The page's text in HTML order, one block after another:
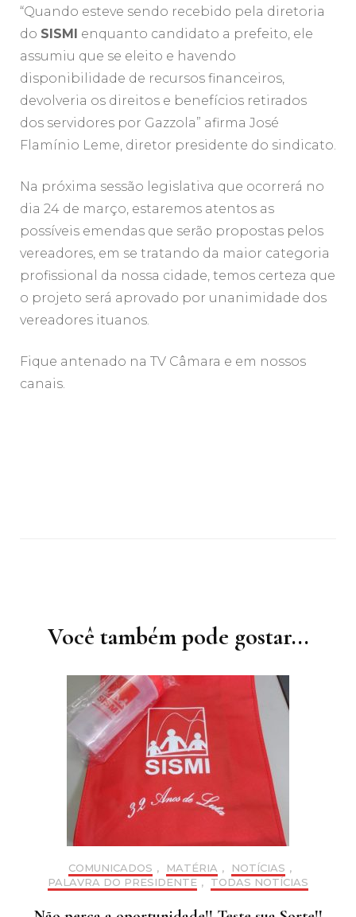
“Quando esteve sendo recebido pela diretoria
do SISMI
enquanto candidato a prefeito, ele
assumiu que se eleito e havendo
disponibilidade de recursos financeiros,
devolveria os direitos e benefícios retirados
dos servidores por Gazzola” afirma José
Flamínio Leme, diretor presidente do sindicato.
Na próxima sessão legislativa que ocorrerá no
dia 24 de março, estaremos atentos as
possíveis emendas que serão propostas pelos
vereadores, em se tratando da maior categoria
profissional da nossa cidade, temos certeza que
o projeto será aprovado por unanimidade dos
vereadores ituanos.
Fique antenado na TV Câmara e em nossos
canais.
postVocê também pode gostar...
COMUNICADOS , MATÉRIA , NOTÍCIAS ,
PALAVRA DO PRESIDENTE , TODAS NOTÍCIAS